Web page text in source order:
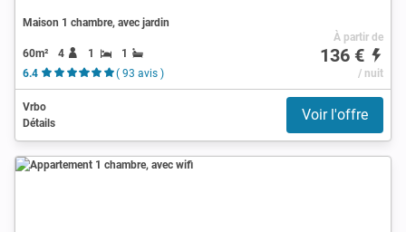
Maison 1 chambre, avec jardin
60m² 4 1
1
6.4
( 93 avis )
À partir de
136 €
/ nuit
Vrbo
Détails
Voir l'offre